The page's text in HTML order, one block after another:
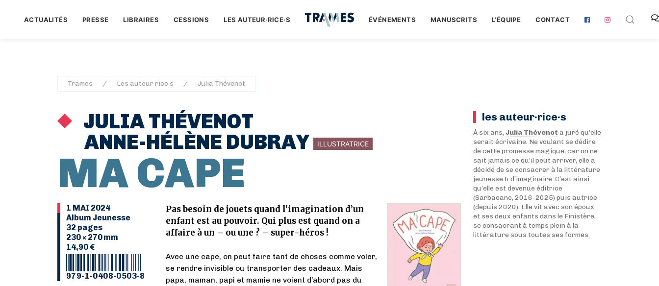
ACTUALITÉS PRESSE LIBRAIRES CESSIONS LES AUTEUR·RICE·S ÉVÉNEMENTS MANUSCRITS L‘ÉQUIPE CONTACT
Trames Les auteur·rice·s Julia Thévenot
JULIA THÉVENOT
ANNE-HÉLÈNE DUBRAY
ILLUSTRATRICE
MA CAPE
1 MAI 2024
Album Jeunesse
32 pages
230 × 270 mm
14,90 €
979-1-0408-0503-8
Pas besoin de jouets quand l’imagination d’un
enfant est au pouvoir. Qui plus est quand on a
affaire à un – ou une ? – super-héros !
Avec une cape, on peut faire tant de choses comme voler,
se rendre invisible ou transporter des cadeaux. Mais
papa, maman, papi et mamie ne voient d’abord pas du
les auteur·rice·s
À six ans, Julia Thévenot a juré qu’elle
serait écrivaine. Ne voulant se dédire
de cette promesse magique, car on ne
sait jamais ce qu’il peut arriver, elle a
décidé de se consacrer à la littérature
jeunesse & d’imaginaire. C’est ainsi
qu’elle est devenue éditrice
(Sarbacane, 2016-2025) puis autrice
(depuis 2020). Elle vit avec son époux
et ses deux enfants dans le Finistère,
se consacrant à temps plein à la
littérature sous toutes ses formes.